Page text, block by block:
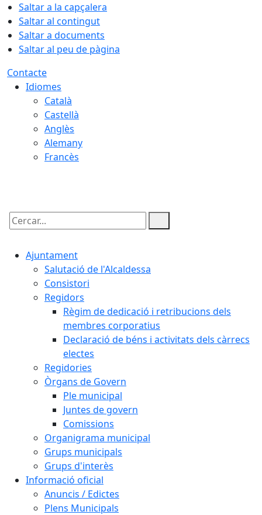
Saltar a la capçalera
Saltar al contingut
Saltar a documents
Saltar al peu de pàgina
Contacte
Idiomes
Català
Castellà
Anglès
Alemany
Francès
Cercar:
Ajuntament
Salutació de l'Alcaldessa
Consistori
Regidors
Règim de dedicació i retribucions dels
membres corporatius
Declaració de béns i activitats dels càrrecs
electes
Regidories
Òrgans de Govern
Ple municipal
Juntes de govern
Comissions
Organigrama municipal
Grups municipals
Grups d'interès
Informació oficial
Anuncis / Edictes
Plens Municipals